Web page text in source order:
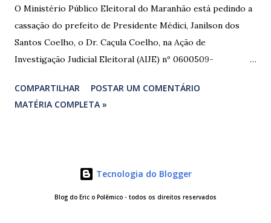
O Ministério Público Eleitoral do Maranhão está pedindo a
cassação do prefeito de Presidente Médici, Janilson dos
Santos Coelho, o Dr. Caçula Coelho, na Ação de
Investigação Judicial Eleitoral (AIJE) nº 0600509-
Santa Luzia do Paruá. A ação foi movida pela Coligação
“União e Reconstrução” (PP/PL/União), que denunciou a
autos são contundentes. Testemunhas relataram ter
recebido R$ 3.000,00 em troca de votos, com negociação
COMPARTILHAR
POSTAR UM COMENTÁRIO
MATÉRIA COMPLETA »
Tecnologia do Blogger
Blog do Eric o Polêmico - todos os direitos reservados